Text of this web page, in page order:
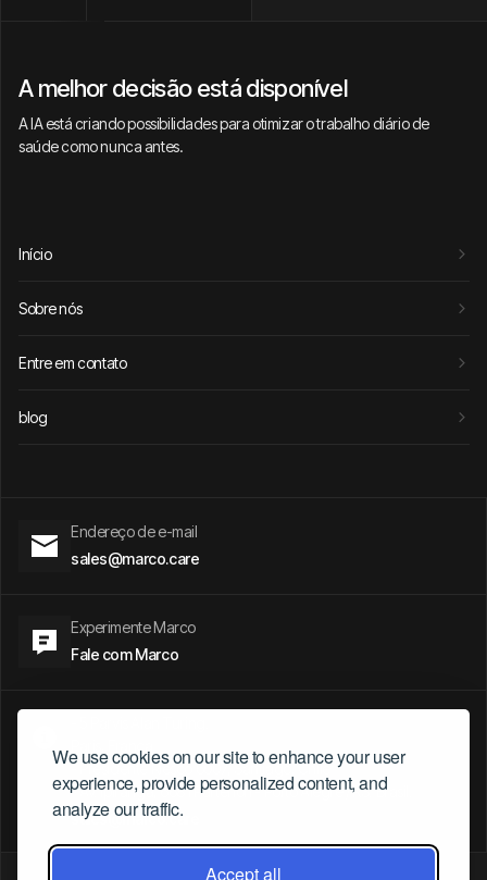
We use cookies on our site to enhance your user
experience, provide personalized content, and
analyze our traffic.
Accept all
A melhor decisão está disponível
A IA está criando possibilidades para otimizar o trabalho diário de
saúde como nunca antes.
Início
Sobre nós
Entre em contato
blog
Endereço de e-mail
sales@marco.care
Experimente Marco
Fale com Marco
- Presidente Riesco 6007, Santiago, Chile
- Av. Ipiranga, 6681 Partenon - Porto Alegre / RS. Brasil.
sales@marco.care